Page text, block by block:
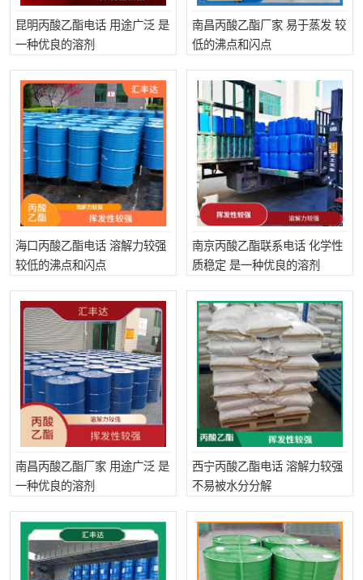
昆明丙酸乙酯电话 用途广泛 是
一种优良的溶剂
南昌丙酸乙酯厂家 易于蒸发 较
低的沸点和闪点
海口丙酸乙酯电话 溶解力较强
较低的沸点和闪点
南京丙酸乙酯联系电话 化学性
质稳定 是一种优良的溶剂
南昌丙酸乙酯厂家 用途广泛 是
一种优良的溶剂
西宁丙酸乙酯电话 溶解力较强
不易被水分分解
醛类 芳烃化合物
烷烃化工原料 合成中间体
水处理助剂